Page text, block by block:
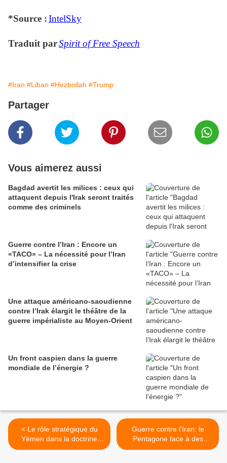
*Source :IntelSky
Traduit parSpirit of Free Speech
#Iran #Liban #Hezbollah #Trump
Partager
Vous aimerez aussi
Bagdad avertit les milices : ceux qui
attaquent depuis l'Irak seront traités
comme des criminels
Guerre contre l’Iran : Encore un
«TACO» – La nécessité pour l’Iran
d’intensifier la crise
Une attaque américano-saoudienne
contre l’Irak élargit le théâtre de la
guerre impérialiste au Moyen-Orient
Un front caspien dans la guerre
mondiale de l’énergie ?
< Le rôle stratégique du
Yémen dans la doctrine
militaire iranienne
Guerre contre l'Iran: le
Pentagone face à des
pertes colossales >